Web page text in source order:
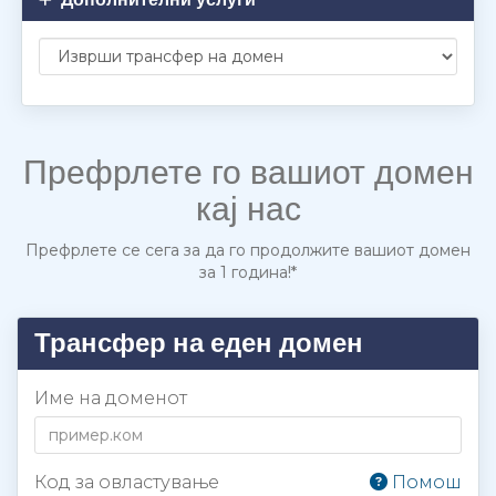
Префрлете го вашиот домен
кај нас
Префрлете се сега за да го продолжите вашиот домен
за 1 година!*
Трансфер на еден домен
Име на доменот
Код за овластување Помош